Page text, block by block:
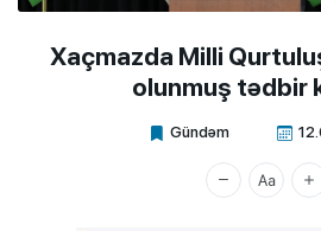
Xaçmazda Milli
olunmuş tədbir
Gündəm